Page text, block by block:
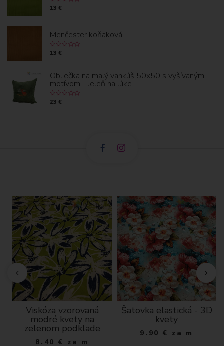
13 €
Menčester koňaková
13 €
Obliečka na malý vankúš 50x50 s vyšívaným
motívom - Jeleň na lúke
23 €
Viskóza vzorovaná
modré kvety na
zelenom podklade
8.40 € za m
Šatovka elastická - 3D
kvety
9.90 € za m